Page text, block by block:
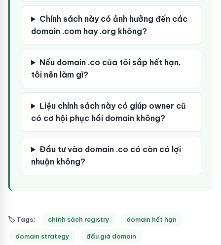
Chính sách này có ảnh hưởng đến các
domain .com hay .org không?
Nếu domain .co của tôi sắp hết hạn,
tôi nên làm gì?
Liệu chính sách này có giúp owner cũ
có cơ hội phục hồi domain không?
Đầu tư vào domain .co có còn có lợi
nhuận không?
🏷 Tags: chính sách registry domain hết hạn
domain strategy đấu giá domain